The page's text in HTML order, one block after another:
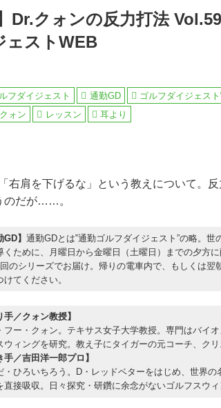
Dr.クォンの反力打法
ェストWEB
フダイジェスト 通勤GD ゴルフダイジェス
ォン レッスン 耳より
右肩を下げるな」という教えについて。
のだが……。
GD】 通勤GDとは‟通勤ゴルフダイジェスト”の略。
くために、月曜日から金曜日（土曜日）までの夕方
のシリーズでお届け。帰りの電車内で、もしくは翌
けてください。
手／クォン教授】
フー・クォン。テキサス女子大学教授。専門はバイ
ウィングを研究。教え子にタイガーの元コーチ、ク
手／吉田洋一郎プロ】
・ひろいちろう。D・レッドベターをはじめ、世界
直接吸収。日々探究・研鑽に余念がないゴルフスウ